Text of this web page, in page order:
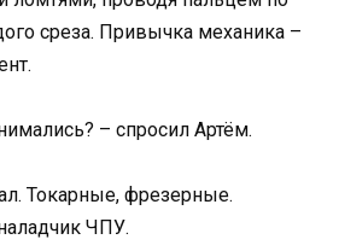
среза. Привычка механика –
– спросил Артём.
Токарные, фрезерные.
ЧПУ.